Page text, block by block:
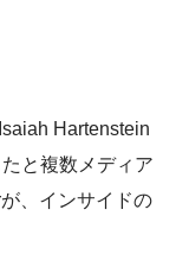
Hartenstein
と複数メディア
、インサイドの